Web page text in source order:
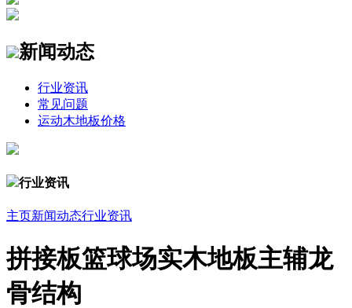
新闻动态
行业资讯
常见问题
运动木地板价格
行业资讯
主页新闻动态行业资讯
拼接板篮球场实木地板主辅龙
骨结构